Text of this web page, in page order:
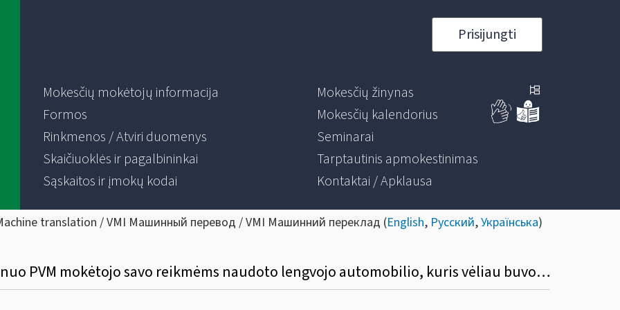
Prisijungti
Mokesčių mokėtojų informacija
Formos
Rinkmenos / Atviri duomenys
Skaičiuoklės ir pagalbininkai
Sąskaitos ir įmokų kodai
Mokesčių žinynas
Mokesčių kalendorius
Seminarai
Tarptautinis apmokestinimas
Kontaktai / Apklausa
translation / VMI Машинный перевод / VMI Машинний переклад (English, Русский,Українська)
Ar gali būti atskaitomas pirkimo PVM nuo PVM mokėtojo savo reikmėms naudoto lengvojo automobilio, kuris vėliau buvo patiektas į kitą valstybę narę (arba eksportuoto)?